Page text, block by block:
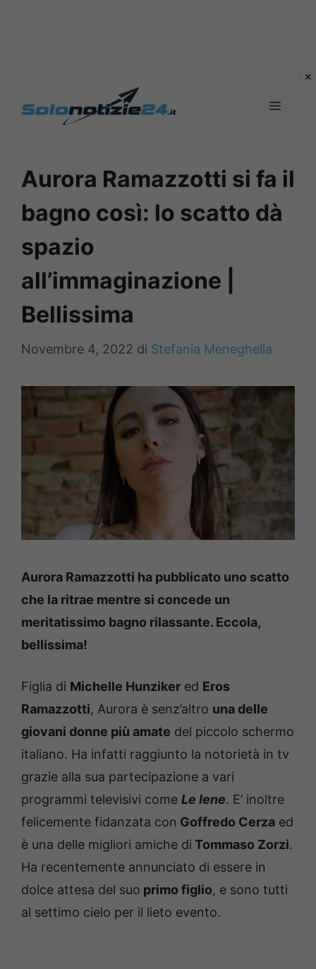
MENU
Aurora Ramazzotti si fa il
bagno così: lo scatto dà
spazio
all’immaginazione |
Bellissima
Novembre 4, 2022 di Stefania Meneghella
Aurora Ramazzotti ha pubblicato uno scatto
che la ritrae mentre si concede un
meritatissimo bagno rilassante. Eccola,
bellissima!
Figlia di Michelle Hunziker ed Eros
Ramazzotti, Aurora è senz’altro una delle
giovani donne più amate del piccolo schermo
italiano. Ha infatti raggiunto la notorietà in tv
grazie alla sua partecipazione a vari
programmi televisivi come Le Iene. E’ inoltre
felicemente fidanzata con Goffredo Cerza ed
è una delle migliori amiche di Tommaso Zorzi.
Ha recentemente annunciato di essere in
dolce attesa del suo primo figlio, e sono tutti
al settimo cielo per il lieto evento.